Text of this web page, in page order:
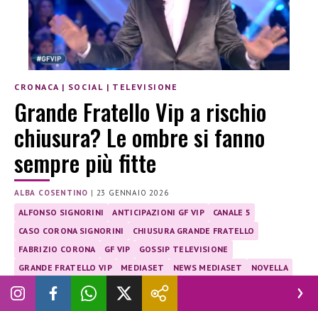
CRONACA | SOCIAL | TELEVISIONE
Grande Fratello Vip a rischio
chiusura? Le ombre si fanno
sempre più fitte
ALBA COSENTINO | 23 GENNAIO 2026
ALFONSO SIGNORINI ANTICIPAZIONI GF VIP
CANALE 5
CASO CORONA SIGNORINI
CHIUSURA GRANDE FRATELLO
FABRIZIO CORONA
GF VIP
GOSSIP TELEVISIONE
GRANDE FRATELLO VIP
MEDIASET NEWS MEDIASET
NOVELLA
NOVELLA 2000
PIER SILVIO BERLUSCONI